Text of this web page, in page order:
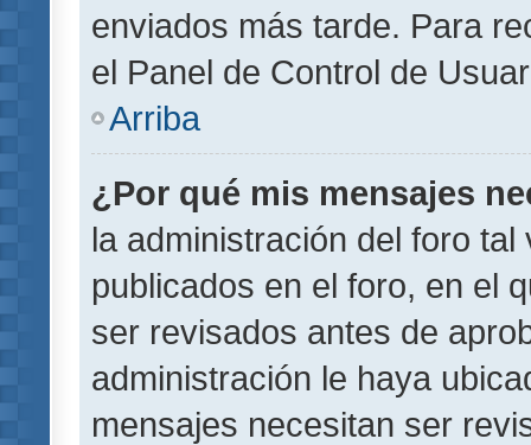
enviados más tarde. Para
el Panel de Control de
Arriba
¿Por qué mis mensajes
la administración del foro
publicados en el foro, en el
ser revisados antes de
administración le haya
mensajes necesitan ser